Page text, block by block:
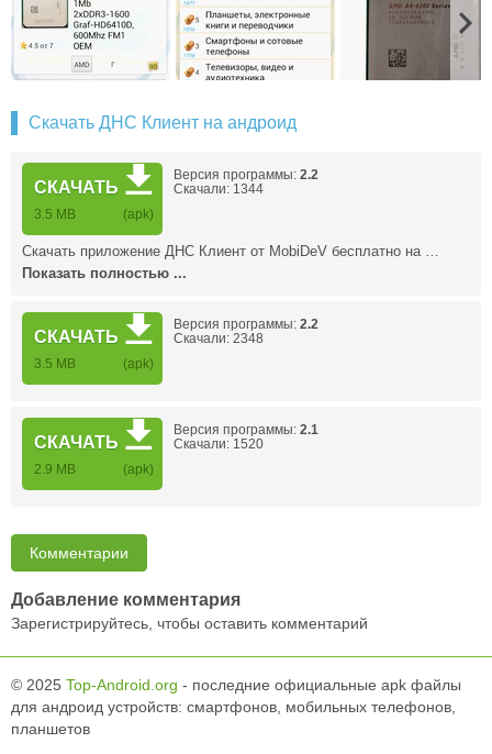
Скачать ДНС Клиент на андроид
СКАЧАТЬ
3.5 MB (apk)
Версия программы: 2.2
Скачали: 1344
Скачать приложение ДНС Клиент от MobiDeV бесплатно на …
Показать полностью ...
СКАЧАТЬ
3.5 MB (apk)
Версия программы: 2.2
Скачали: 2348
СКАЧАТЬ
2.9 MB (apk)
Версия программы: 2.1
Скачали: 1520
Комментарии
Добавление комментария
Зарегистрируйтесь, чтобы оставить комментарий
© 2025 Top-Android.org - последние официальные apk файлы
для андроид устройств: смартфонов, мобильных телефонов,
планшетов